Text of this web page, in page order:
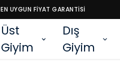
EN UYGUN FİYAT GARANTİSİ
Üst
Giyim
Dış
Giyim